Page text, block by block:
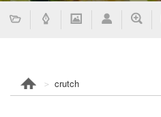
crutch